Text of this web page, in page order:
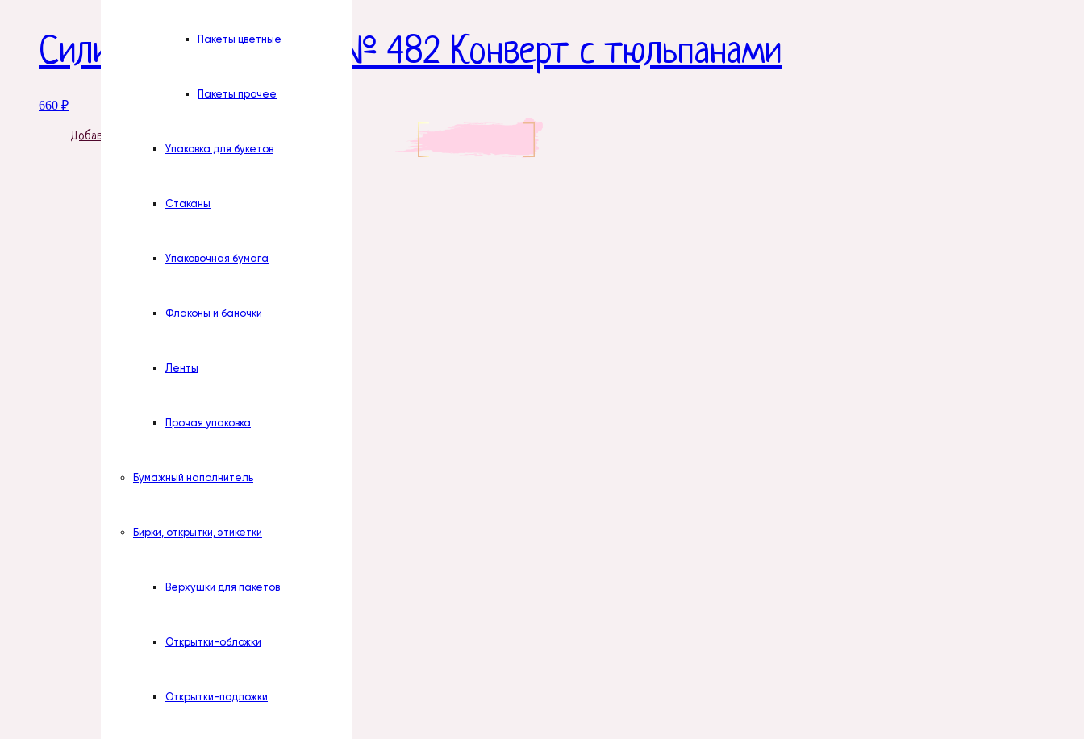
Пакеты цветные
Пакеты прочее
Упаковка для букетов
Стаканы
Упаковочная бумага
Флаконы и баночки
Ленты
Прочая упаковка
Бумажный наполнитель
Бирки, открытки, этикетки
Верхушки для пакетов
Открытки-обложки
Открытки-подложки
Силиконовая форма № 482 Конверт с тюльпанами
660 ₽
Добавить в корзину